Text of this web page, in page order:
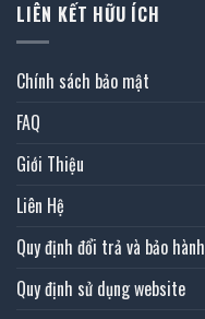
LIÊN KẾT HỮU ÍCH
Chính sách bảo mật
FAQ
Giới Thiệu
Liên Hệ
Quy định đổi trả và bảo hành
Quy định sử dụng website